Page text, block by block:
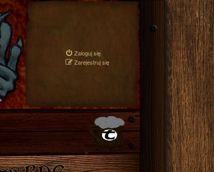
Zaloguj się
Zarejestruj się